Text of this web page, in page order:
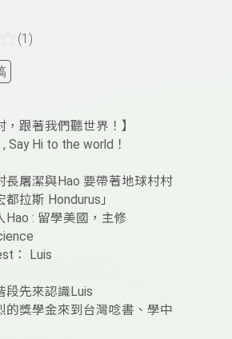
(1)
，跟著我們聽世界！】
Say Hi to the world！
長屠潔與Hao 要帶著地球村村
拉斯 Hondurus」
: 留學美國，主修
： Luis
段先來認識Luis
的獎學金來到台灣唸書、學中